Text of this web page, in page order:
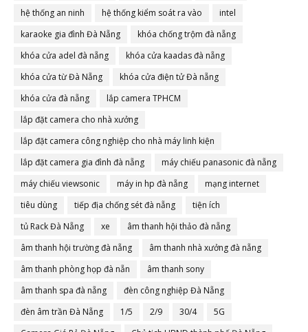
hệ thống an ninh
hệ thống kiểm soát ra vào
intel
karaoke gia đình Đà Nẵng
khóa chống trộm đà nẵng
khóa cửa adel đà nẵng
khóa cửa kaadas đà nẵng
khóa cửa từ Đà Nẵng
khóa cửa điện tử Đà nẵng
khóa cửa đà nẵng
lắp camera TPHCM
lắp đặt camera cho nhà xưởng
lắp đặt camera công nghiệp cho nhà máy linh kiện
lắp đặt camera gia đình đà nẵng
máy chiếu panasonic đà nẵng
máy chiếu viewsonic
máy in hp đà nẵng
mạng internet
tiêu dùng
tiếp địa chống sét đà nẵng
tiện ích
tủ Rack Đà Nẵng
xe
âm thanh hội thảo đà nẵng
âm thanh hội trường đà nẵng
âm thanh nhà xưởng đà nẵng
âm thanh phòng họp đà nẵn
âm thanh sony
âm thanh spa đà nẵng
đèn công nghiệp Đà Nẵng
đèn âm trần Đà Nẵng
1/5 2/9 30/4
5G